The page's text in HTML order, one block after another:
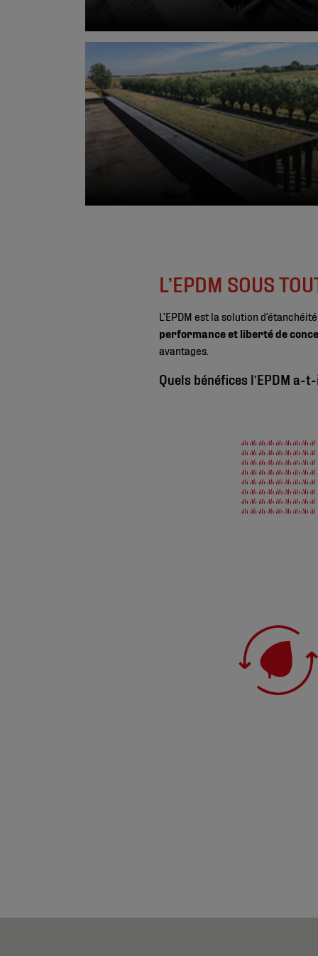
L’EPDM SOUS
L’EPDM est la solution
performance et liberté de
avantages.
Quels bénéfices l’EPDM